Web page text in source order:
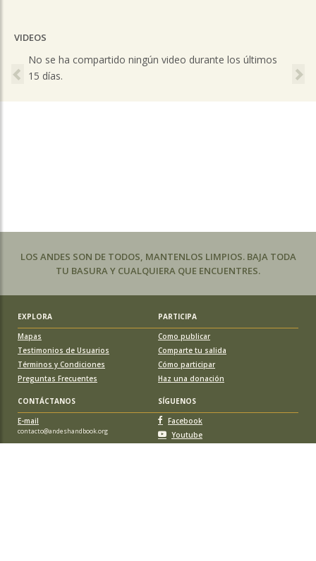
VIDEOS
No se ha compartido ningún video durante los últimos
15 días.
Previous
LOS ANDES SON DE TODOS, MANTENLOS LIMPIOS. BAJA TODA
TU BASURA Y CUALQUIERA QUE ENCUENTRES.
EXPLORA
PARTICIPA
Mapas
Testimonios de Usuarios
Términos y Condiciones
Preguntas Frecuentes
Como publicar
Comparte tu salida
Cómo participar
Haz una donación
CONTÁCTANOS
SÍGUENOS
E-mail
contacto@andeshandbook.org
Facebook
Youtube